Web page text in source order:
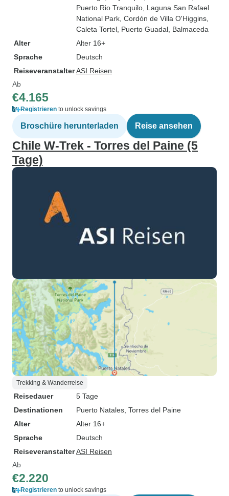
Puerto Rio Tranquilo , Laguna San Rafael
National Park , Cordón de Villa O'Higgins
Caleta Tortel , Puerto Guadal , Balmaceda
Alter
Alter 16+
Sprache
Deutsch
ReiseveranstalterASI Reisen
Ab
€4.165
Registrieren to unlock savings
Broschüre herunterladen Reise ansehen
Chile W-Trek - Torres del Paine (5
Tage)
Trekking & Wanderreise
Reisedauer
5 Tage
Destinationen
Puerto Natales , Torres del Paine
Alter
Alter 16+
Sprache
Deutsch
ReiseveranstalterASI Reisen
Ab
€2.220
Registrieren to unlock savings